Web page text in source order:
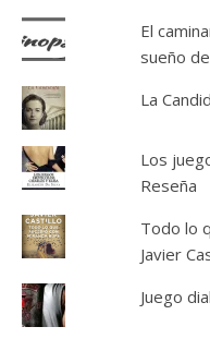
El
sueño
La
Los
Reseña
Todo lo
Javier
Juego